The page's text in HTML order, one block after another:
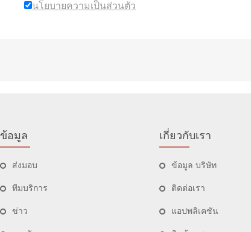
นโยบายความเป็นส่วนตัว
ข้อมูล
ส่งมอบ
ทีมบริการ
ข่าว
เกี่ยวกับเรา
ข้อมูล บริษัท
ติดต่อเรา
แอปพลิเคชัน